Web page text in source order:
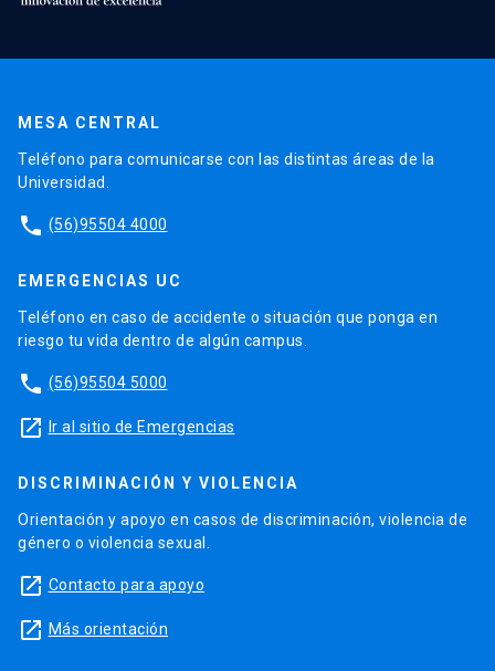
MESA CENTRAL
Teléfono para comunicarse con las distintas áreas de la
Universidad.
phone (56)95504 4000
EMERGENCIAS UC
Teléfono en caso de accidente o situación que ponga en
riesgo tu vida dentro de algún campus.
phone (56)95504 5000
launch Ir al sitio de Emergencias
DISCRIMINACIÓN Y VIOLENCIA
Orientación y apoyo en casos de discriminación, violencia de
género o violencia sexual.
launch Contacto para apoyo
launch Más orientación